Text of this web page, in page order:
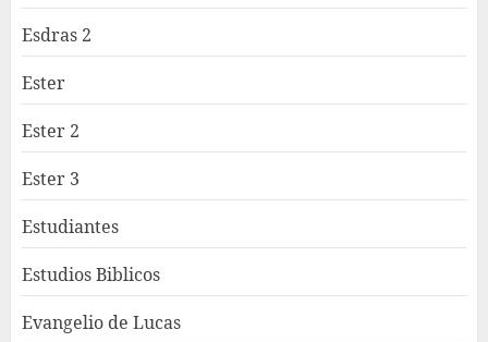
Esdras 2
Ester
Ester 2
Ester 3
Estudiantes
Estudios Biblicos
Evangelio de Lucas